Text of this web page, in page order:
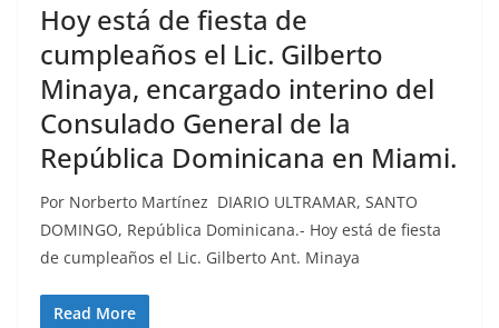
Hoy está de fiesta de
cumpleaños el Lic. Gilberto
Minaya, encargado interino del
Consulado General de la
República Dominicana en Miami.
Por Norberto Martínez DIARIO ULTRAMAR, SANTO
DOMINGO, República Dominicana.- Hoy está de fiesta
de cumpleaños el Lic. Gilberto Ant. Minaya
Read More